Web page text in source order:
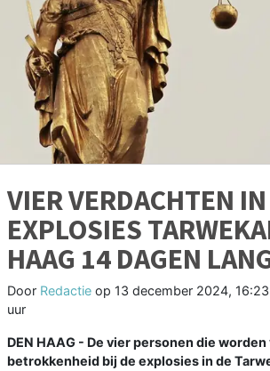
VIER VERDACHTEN
EXPLOSIES
HAAG 14 DAGEN
Door Redactie op 13 december 2024, 16:23
uur
DEN HAAG - De vier personen die
betrokkenheid bij de explosies in de